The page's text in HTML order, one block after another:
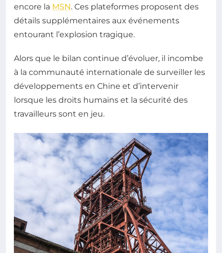
encore la MSN. Ces plateformes proposent des
détails supplémentaires aux événements
entourant l’explosion tragique.
Alors que le bilan continue d’évoluer, il incombe
à la communauté internationale de surveiller les
développements en Chine et d’intervenir
lorsque les droits humains et la sécurité des
travailleurs sont en jeu.